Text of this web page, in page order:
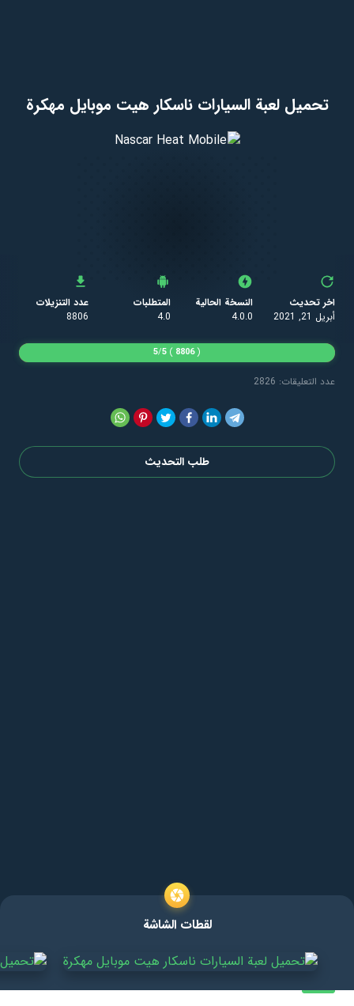
تحميل لعبة السيارات ناسكار هيت موبايل مهكرة
اخر تحديث
أبريل 21, 2021
النسخة الحالية
4.0.0
المتطلبات
4.0
عدد التنزيلات
8806
عدد التعليقات: 2826
(
8806
)
5/5
طلب التحديث
لقطات الشاشة